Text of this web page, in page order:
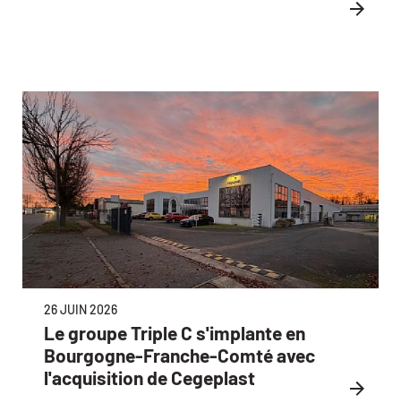
26 JUIN 2026
Le groupe Triple C s'implante en
Bourgogne-Franche-Comté avec
l'acquisition de Cegeplast